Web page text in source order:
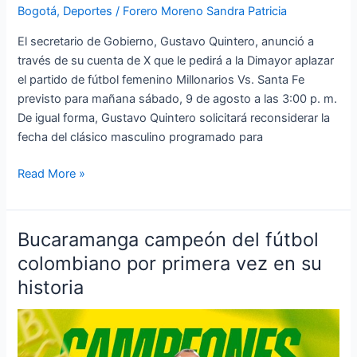
Bogotá, Deportes / Forero Moreno Sandra Patricia
El secretario de Gobierno, Gustavo Quintero, anunció a
través de su cuenta de X que le pedirá a la Dimayor aplazar
el partido de fútbol femenino Millonarios Vs. Santa Fe
previsto para mañana sábado, 9 de agosto a las 3:00 p. m.
De igual forma, Gustavo Quintero solicitará reconsiderar la
fecha del clásico masculino programado para
Read More »
Bucaramanga campeón del fútbol
colombiano por primera vez en su
historia
Bucaramanga
campeón
del
fútbol
colombiano
por
primera